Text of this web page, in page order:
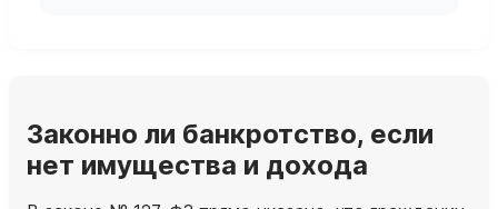
Законно ли банкротство, если
нет имущества и дохода